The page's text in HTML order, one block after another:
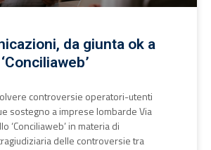
da giunta ok a
controversie operatori-utenti
sostegno a imprese lombarde Via
‘Conciliaweb’ in materia di
delle controversie tra